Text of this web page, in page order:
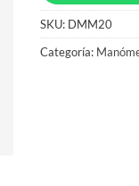
SKU: DMM20
Categoría: